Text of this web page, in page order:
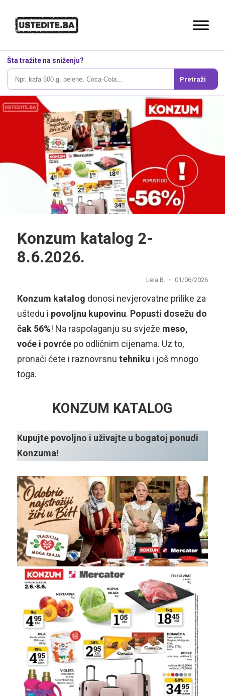
Šta tražite na sniženju?
Pretraži
Konzum katalog 2-
8.6.2026.
Lela B. 01/06/2026
Konzum katalog donosi nevjerovatne prilike za
uštedu i povoljnu kupovinu. Popusti dosežu do
čak 56%! Na raspolaganju su svježe meso,
voće i povrćepo odličnim cijenama. Uz to,
pronaći ćete i raznovrsnu tehniku i još mnogo
toga.
KONZUM KATALOG
Kupujte povoljno i uživajte u bogatoj ponudi
Konzuma!